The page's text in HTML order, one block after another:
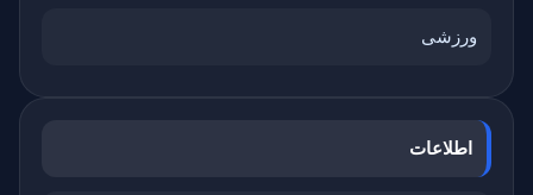
ورزشی
اطلاعات